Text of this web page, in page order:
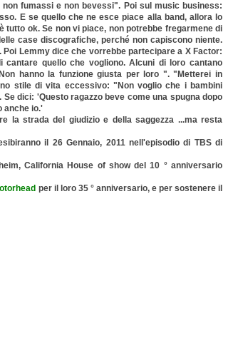
fumassi e non bevessi". Poi sul music business:
E se quello che ne esce piace alla band, allora lo
ok. Se non vi piace, non potrebbe fregarmene di
case discografiche, perché non capiscono niente.
Lemmy dice che vorrebbe partecipare a X Factor:
quello che vogliono. Alcuni di loro cantano
hanno la funzione giusta per loro ". "Metterei in
stile di vita eccessivo: "Non voglio che i bambini
dici: 'Questo ragazzo beve come una spugna dopo
anche io.'
la strada del giudizio e della saggezza ...ma resta
il 26 Gennaio, 2011 nell'episodio di TBS di
California House of show del 10 ° anniversario
per il loro 35 ° anniversario, e per sostenere il